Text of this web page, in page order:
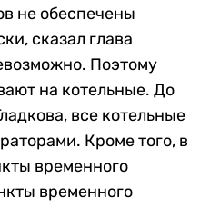
не обеспечены
сказал глава
Поэтому
на котельные. До
все котельные
Кроме того, в
временного
временного